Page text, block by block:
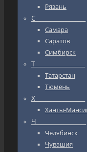
Рязань
С_________________
Самара
Саратов
Симбирск
Т_________________
Татарстан
Тюмень
Х_________________
Ханты-
Ч_________________
Челябинск
Чувашия